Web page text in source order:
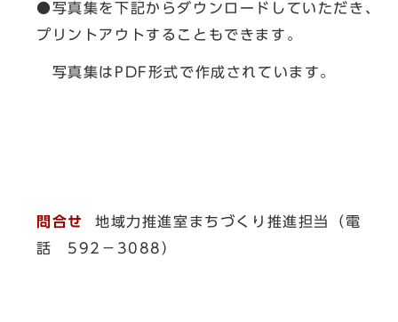
●写真集を下記からダウンロードしていただき、
プリントアウトすることもできます。
写真集はPDF形式で作成されています。
問合せ 地域力推進室まちづくり推進担当（電
話 592－3088）